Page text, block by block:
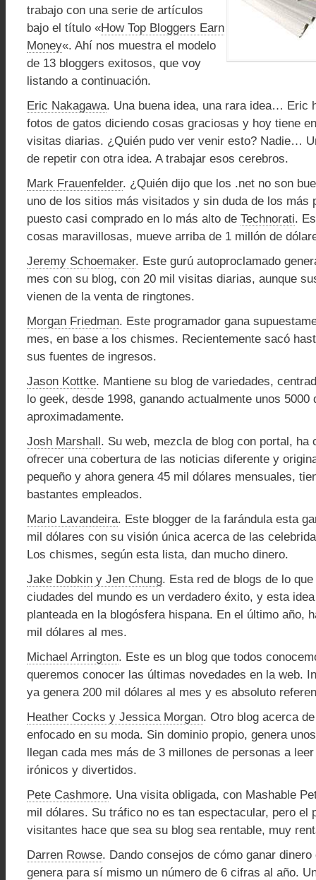
trabajo con una serie de artículos
bajo el título «How Top Bloggers Earn
Money«. Ahí nos muestra el modelo
de 13 bloggers exitosos, que voy
listando a continuación.
Eric Nakagawa. Una buena idea, una rara idea… Eric
fotos de gatos diciendo cosas graciosas y hoy tiene
visitas diarias. ¿Quién pudo ver venir esto? Nadie…
de repetir con otra idea. A trabajar esos cerebros.
Mark Frauenfelder. ¿Quién dijo que los .net no son
uno de los sitios más visitados y sin duda de los más
puesto casi comprado en lo más alto de Technorati.
cosas maravillosas, mueve arriba de 1 millón de
Jeremy Schoemaker. Este gurú autoproclamado
mes con su blog, con 20 mil visitas diarias, aunque
vienen de la venta de ringtones.
Morgan Friedman. Este programador gana
mes, en base a los chismes. Recientemente sacó
sus fuentes de ingresos.
Jason Kottke. Mantiene su blog de variedades,
lo geek, desde 1998, ganando actualmente unos 5000
aproximadamente.
Josh Marshall. Su web, mezcla de blog con portal, ha
ofrecer una cobertura de las noticias diferente y
pequeño y ahora genera 45 mil dólares mensuales,
bastantes empleados.
Mario Lavandeira. Este blogger de la farándula esta
mil dólares con su visión única acerca de las
Los chismes, según esta lista, dan mucho dinero.
Jake Dobkin y Jen Chung. Esta red de blogs de lo
ciudades del mundo es un verdadero éxito, y esta
planteada en la blogósfera hispana. En el último año,
mil dólares al mes.
Michael Arrington. Este es un blog que todos
queremos conocer las últimas novedades en la web.
ya genera 200 mil dólares al mes y es absoluto
Heather Cocks y Jessica Morgan. Otro blog acerca
enfocado en su moda. Sin dominio propio, genera
llegan cada mes más de 3 millones de personas a
irónicos y divertidos.
Pete Cashmore. Una visita obligada, con Mashable
mil dólares. Su tráfico no es tan espectacular, pero el
visitantes hace que sea su blog sea rentable, muy
Darren Rowse. Dando consejos de cómo ganar
genera para sí mismo un número de 6 cifras al año.